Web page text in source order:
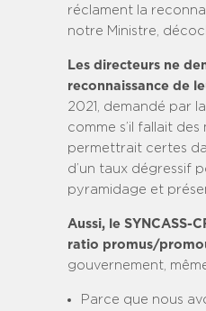
réclament la
notre Ministre,
Les directeurs ne
reconnaissance de
2021, demandé par
comme s’il fallait
permettrait certes
d’un taux dégressif
pyramidage et
Aussi, le
ratio promus/
gouvernement,
Parce que nous